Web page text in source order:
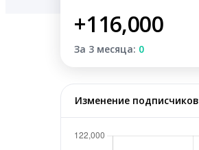
+116,000
За 3 месяца: 0
Изменение подписчиков